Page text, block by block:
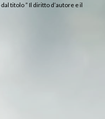
titolo ” Il diritto d’autore e il